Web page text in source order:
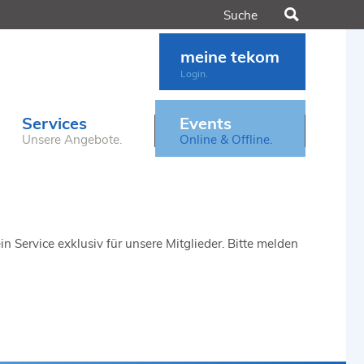
Services
Unsere Angebote.
Events
Online & Offline.
meine tekom
Login.
Service exklusiv für unsere Mitglieder. Bitte melden